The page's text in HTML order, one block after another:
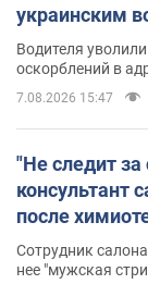
украинским
Водителя
оскорблений в
7.08.2026 15:47
"Не следит
консультант
после
Сотрудник
нее "мужская